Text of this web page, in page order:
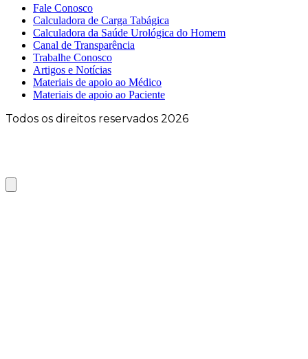
Fale Conosco
Calculadora de Carga Tabágica
Calculadora da Saúde Urológica do Homem
Canal de Transparência
Trabalhe Conosco
Artigos e Notícias
Materiais de apoio ao Médico
Materiais de apoio ao Paciente
Todos os direitos reservados 2026